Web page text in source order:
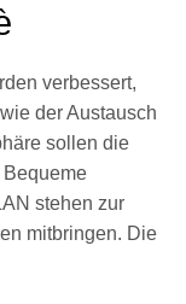
verbessert,
der Austausch
sollen die
Bequeme
stehen zur
mitbringen. Die